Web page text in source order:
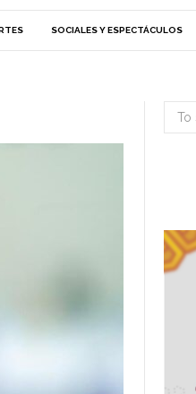
SOCIALES Y ESPECTÁCULOS
Search
for: